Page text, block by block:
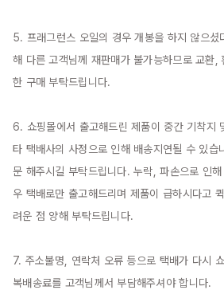
5. 프래그런스 오일의 경우 개봉을 하지 않으셨
해 다른 고객님께 재판매가 불가능하므로 교환,
한 구매 부탁드립니다.
6. 쇼핑몰에서 출고해드린 제품이 중간 기착지
타 택배사의 사정으로 인해 배송지연될 수 있습
문 해주시길 부탁드립니다. 누락, 파손으로 인
우 택배로만 출고해드리며 제품이 급하시다고
려운 점 양해 부탁드립니다.
7. 주소불명, 연락처 오류 등으로 택배가 다시
복배송료를 고객님께서 부담해주셔야 합니다.